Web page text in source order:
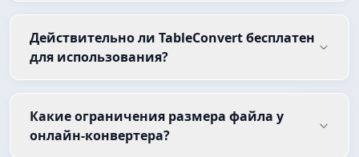
Действительно ли TableConvert бесплатен
для использования?
Какие ограничения размера файла у
онлайн-конвертера?